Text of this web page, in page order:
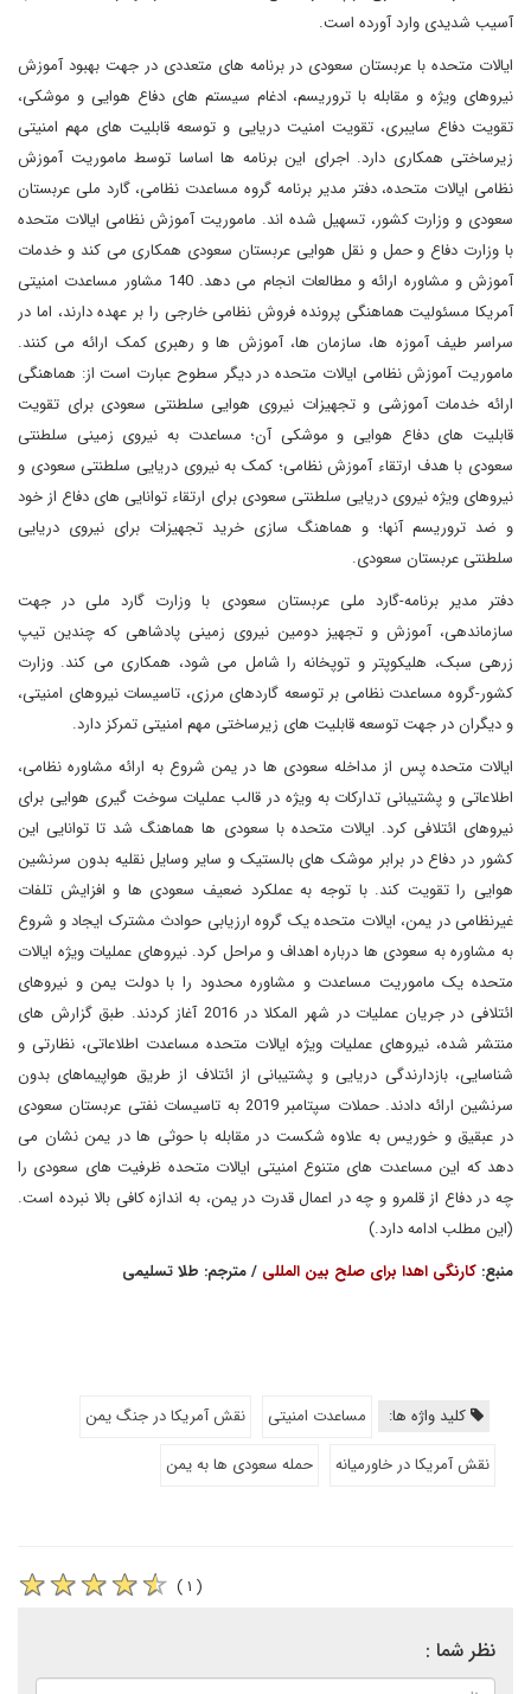
آسیب شدیدی وارد آورده است.
ایالات متحده با عربستان سعودی در برنامه های متعددی در جهت بهبود آموزش
نیروهای ویژه و مقابله با تروریسم، ادغام سیستم های دفاع هوایی و موشکی،
تقویت دفاع سایبری، تقویت امنیت دریایی و توسعه قابلیت های مهم امنیتی
زیرساختی همکاری دارد. اجرای این برنامه ها اساسا توسط ماموریت آموزش
نظامی ایالات متحده، دفتر مدیر برنامه گروه مساعدت نظامی، گارد ملی عربستان
سعودی و وزارت کشور، تسهیل شده اند. ماموریت آموزش نظامی ایالات متحده
با وزارت دفاع و حمل و نقل هوایی عربستان سعودی همکاری می کند و خدمات
آموزش و مشاوره ارائه و مطالعات انجام می دهد. 140 مشاور مساعدت امنیتی
آمریکا مسئولیت هماهنگی پرونده فروش نظامی خارجی را بر عهده دارند، اما در
سراسر طیف آموزه ها، سازمان ها، آموزش ها و رهبری کمک ارائه می کنند.
ماموریت آموزش نظامی ایالات متحده در دیگر سطوح عبارت است از: هماهنگی
ارائه خدمات آموزشی و تجهیزات نیروی هوایی سلطنتی سعودی برای تقویت
قابلیت های دفاع هوایی و موشکی آن؛ مساعدت به نیروی زمینی سلطنتی
سعودی با هدف ارتقاء آموزش نظامی؛ کمک به نیروی دریایی سلطنتی سعودی و
نیروهای ویژه نیروی دریایی سلطنتی سعودی برای ارتقاء توانایی های دفاع از خود
و ضد تروریسم آنها؛ و هماهنگ سازی خرید تجهیزات برای نیروی دریایی
سلطنتی عربستان سعودی.
دفتر مدیر برنامه-گارد ملی عربستان سعودی با وزارت گارد ملی در جهت
سازماندهی، آموزش و تجهیز دومین نیروی زمینی پادشاهی که چندین تیپ
زرهی سبک، هلیکوپتر و توپخانه را شامل می شود، همکاری می کند. وزارت
کشور-گروه مساعدت نظامی بر توسعه گاردهای مرزی، تاسیسات نیروهای امنیتی،
و دیگران در جهت توسعه قابلیت های زیرساختی مهم امنیتی تمرکز دارد.
ایالات متحده پس از مداخله سعودی ها در یمن شروع به ارائه مشاوره نظامی،
اطلاعاتی و پشتیبانی تدارکات به ویژه در قالب عملیات سوخت گیری هوایی برای
نیروهای ائتلافی کرد. ایالات متحده با سعودی ها هماهنگ شد تا توانایی این
کشور در دفاع در برابر موشک های بالستیک و سایر وسایل نقلیه بدون سرنشین
هوایی را تقویت کند. با توجه به عملکرد ضعیف سعودی ها و افزایش تلفات
غیرنظامی در یمن، ایالات متحده یک گروه ارزیابی حوادث مشترک ایجاد و شروع
به مشاوره به سعودی ها درباره اهداف و مراحل کرد. نیروهای عملیات ویژه ایالات
متحده یک ماموریت مساعدت و مشاوره محدود را با دولت یمن و نیروهای
ائتلافی در جریان عملیات در شهر المکلا در 2016 آغاز کردند. طبق گزارش های
منتشر شده، نیروهای عملیات ویژه ایالات متحده مساعدت اطلاعاتی، نظارتی و
شناسایی، بازدارندگی دریایی و پشتیبانی از ائتلاف از طریق هواپیماهای بدون
سرنشین ارائه دادند. حملات سپتامبر 2019 به تاسیسات نفتی عربستان سعودی
در عبقیق و خوریس به علاوه شکست در مقابله با حوثی ها در یمن نشان می
دهد که این مساعدت های متنوع امنیتی ایالات متحده ظرفیت های سعودی را
چه در دفاع از قلمرو و چه در اعمال قدرت در یمن، به اندازه کافی بالا نبرده است.
(این مطلب ادامه دارد.)
منبع: کارنگی اهدا برای صلح بین المللی / مترجم: طلا تسلیمی
کلید واژه ها: مساعدت امنیتی
نقش آمریکا در جنگ یمن
نقش آمریکا در خاورمیانه
حمله سعودی ها به یمن
( ۱ )
نظر شما :